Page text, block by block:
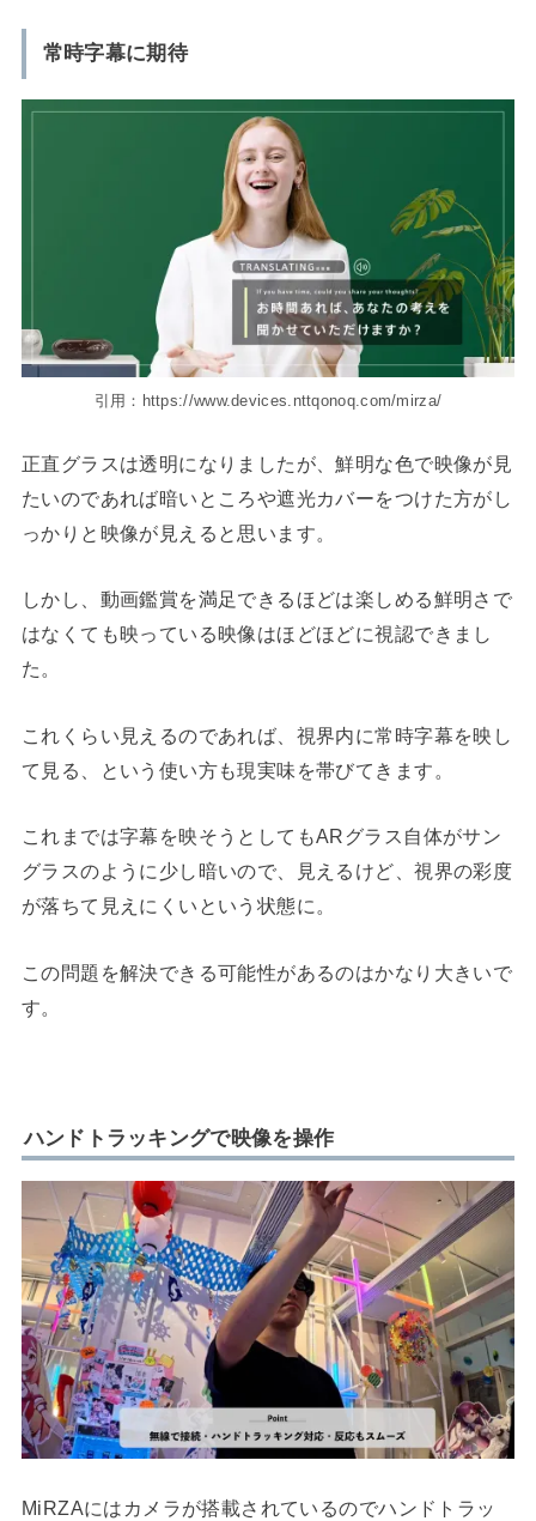
常時字幕に期待
引用：https://www.devices.nttqonoq.com/mirza/
正直グラスは透明になりましたが、鮮明な色で映像が見
たいのであれば暗いところや遮光カバーをつけた方がし
っかりと映像が見えると思います。
しかし、動画鑑賞を満足できるほどは楽しめる鮮明さで
はなくても映っている映像はほどほどに視認できまし
た。
これくらい見えるのであれば、視界内に常時字幕を映し
て見る、という使い方も現実味を帯びてきます。
これまでは字幕を映そうとしてもARグラス自体がサン
グラスのように少し暗いので、見えるけど、視界の彩度
が落ちて見えにくいという状態に。
この問題を解決できる可能性があるのはかなり大きいで
す。
ハンドトラッキングで映像を操作
MiRZAにはカメラが搭載されているのでハンドトラッ